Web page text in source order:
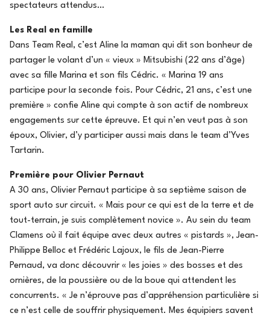
spectateurs attendus…
Les Real en famille
Dans Team Real, c’est Aline la maman qui dit son bonheur de
partager le volant d’un « vieux » Mitsubishi (22 ans d’âge)
avec sa fille Marina et son fils Cédric. « Marina 19 ans
participe pour la seconde fois. Pour Cédric, 21 ans, c’est une
première » confie Aline qui compte à son actif de nombreux
engagements sur cette épreuve. Et qui n’en veut pas à son
époux, Olivier, d’y participer aussi mais dans le team d’Yves
Tartarin.
Première pour Olivier Pernaut
A 30 ans, Olivier Pernaut participe à sa septième saison de
sport auto sur circuit. « Mais pour ce qui est de la terre et de
tout-terrain, je suis complètement novice ». Au sein du team
Clamens où il fait équipe avec deux autres « pistards », Jean-
Philippe Belloc et Frédéric Lajoux, le fils de Jean-Pierre
Pernaud, va donc découvrir « les joies » des bosses et des
ornières, de la poussière ou de la boue qui attendent les
concurrents. « Je n’éprouve pas d’appréhension particulière si
ce n’est celle de souffrir physiquement. Mes équipiers savent